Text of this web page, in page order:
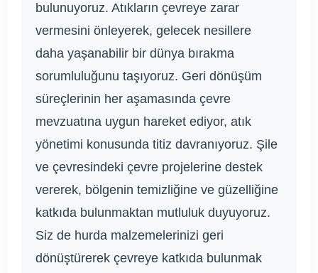
bulunuyoruz. Atıkların çevreye zarar
vermesini önleyerek, gelecek nesillere
daha yaşanabilir bir dünya bırakma
sorumluluğunu taşıyoruz. Geri dönüşüm
süreçlerinin her aşamasında çevre
mevzuatına uygun hareket ediyor, atık
yönetimi konusunda titiz davranıyoruz. Şile
ve çevresindeki çevre projelerine destek
vererek, bölgenin temizliğine ve güzelliğine
katkıda bulunmaktan mutluluk duyuyoruz.
Siz de hurda malzemelerinizi geri
dönüştürerek çevreye katkıda bulunmak